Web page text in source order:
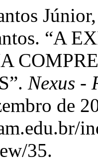
“A
Nexus -
de
35.